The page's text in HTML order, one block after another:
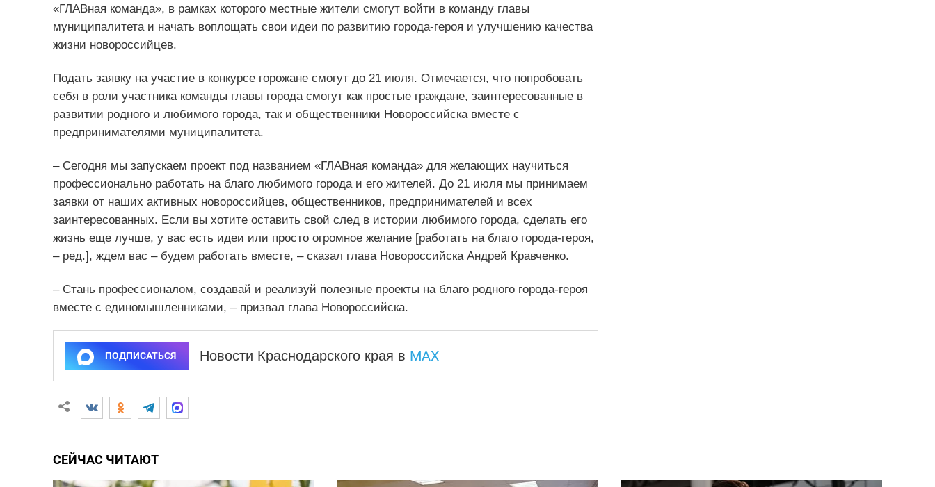
«ГЛАВная команда», в рамках которого местные жители смогут войти в команду главы
муниципалитета и начать воплощать свои идеи по развитию города-героя и улучшению качества
жизни новороссийцев.
Подать заявку на участие в конкурсе горожане смогут до 21 июля. Отмечается, что попробовать
себя в роли участника команды главы города смогут как простые граждане, заинтересованные в
развитии родного и любимого города, так и общественники Новороссийска вместе с
предпринимателями муниципалитета.
– Сегодня мы запускаем проект под названием «ГЛАВная команда» для желающих научиться
профессионально работать на благо любимого города и его жителей. До 21 июля мы принимаем
заявки от наших активных новороссийцев, общественников, предпринимателей и всех
заинтересованных. Если вы хотите оставить свой след в истории любимого города, сделать его
жизнь еще лучше, у вас есть идеи или просто огромное желание [работать на благо города-героя,
– ред.], ждем вас – будем работать вместе, – сказал глава Новороссийска Андрей Кравченко.
– Стань профессионалом, создавай и реализуй полезные проекты на благо родного города-героя
вместе с единомышленниками, – призвал глава Новороссийска.
ПОДПИСАТЬСЯ Новости Краснодарского края в MAX
СЕЙЧАС ЧИТАЮТ